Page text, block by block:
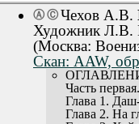
Ⓐ Ⓒ Чехов А.В.
Художник Л.В.
(Москва:
Скан: AAW,
Часть
Глава 1.
Глава 2. На